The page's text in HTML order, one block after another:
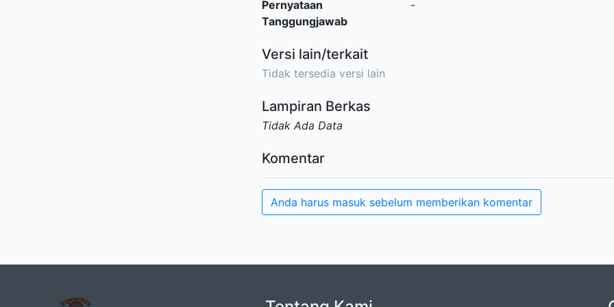
Pernyataan
Tanggungjawab
-
Versi lain/terkait
Tidak tersedia versi lain
Lampiran Berkas
Tidak Ada Data
Komentar
Anda harus masuk sebelum memberikan komentar